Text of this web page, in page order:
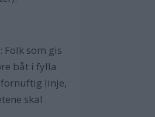
som gis
båt i fylla
linje,
skal